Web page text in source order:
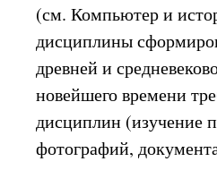
(см. Компьютер и
дисциплины
древней и
новейшего времени
дисциплин (изучение
фотографий,